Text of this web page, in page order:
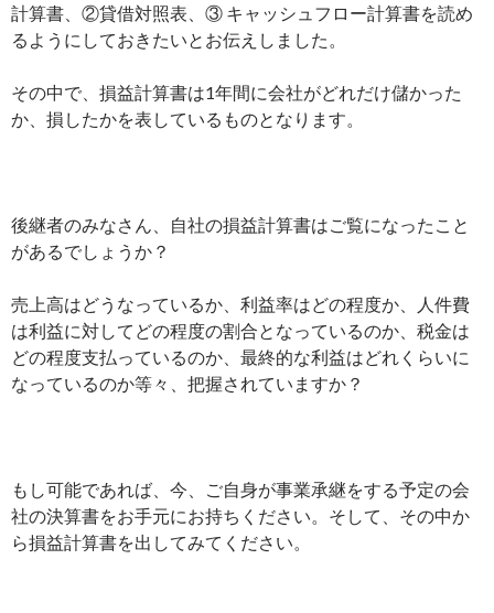
計算書、②貸借対照表、③ キャッシュフロー計算書を読め
るようにしておきたいとお伝えしました。
その中で、損益計算書は1年間に会社がどれだけ儲かった
か、損したかを表しているものとなります。
後継者のみなさん、自社の損益計算書はご覧になったこと
があるでしょうか？
売上高はどうなっているか、利益率はどの程度か、人件費
は利益に対してどの程度の割合となっているのか、税金は
どの程度支払っているのか、最終的な利益はどれくらいに
なっているのか等々、把握されていますか？
もし可能であれば、今、ご自身が事業承継をする予定の会
社の決算書をお手元にお持ちください。そして、その中か
ら損益計算書を出してみてください。